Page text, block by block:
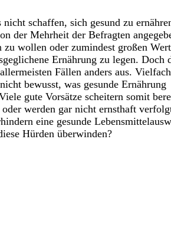
nicht schaffen, sich gesund zu
der Mehrheit der Befragten
zu wollen oder zumindest großen
Ernährung zu legen. Doch
Fällen anders aus.
bewusst, was gesunde Ernährung
gute Vorsätze scheitern somit
oder werden gar nicht ernsthaft
eine gesunde
Hürden überwinden?